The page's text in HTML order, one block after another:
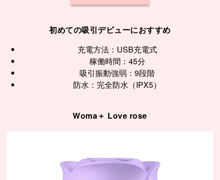
初めての吸引デビューにおすすめ
充電方法：USB充電式
稼働時間：45分
吸引振動強弱：9段階
防水：完全防水（IPX5）
Woma＋ Love rose